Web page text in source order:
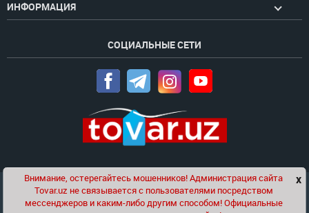
ИНФОРМАЦИЯ
СОЦИАЛЬНЫЕ СЕТИ
Проект компанииGolden Pages
Чат x
Внимание, остерегайтесь мошенников! Администрация сайта
Tovar.uz не связывается с пользователями посредством
мессенджеров и каким-либо другим способом! Официальные